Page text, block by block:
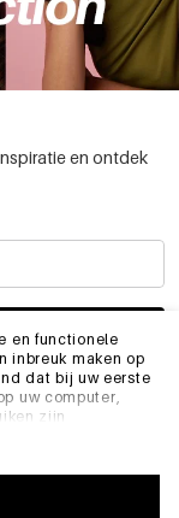
en functionele
inbreuk maken op
dat bij uw eerste
uw computer,
zijn
onthoudt.
optimaliseren.Om
heeft
en ontdek